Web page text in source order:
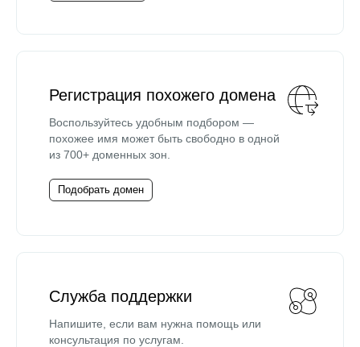
Регистрация похожего домена
Воспользуйтесь удобным подбором —
похожее имя может быть свободно в одной
из 700+ доменных зон.
Подобрать домен
Служба поддержки
Напишите, если вам нужна помощь или
консультация по услугам.